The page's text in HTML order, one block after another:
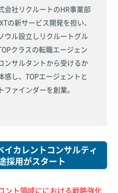
会社リクルートのHR事業部
の新サービス開発を担い、
ウル設立しリクルートグル
クラスの転職エージェン
ンサルタントから受けるか
感し、TOPエージェントと
ァインダーを創業。
カレントコンサルティ
採用がスタート
ント領域ににおける戦略強化